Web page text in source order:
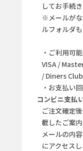
してお手続
※メールが
ルフォルダ
・ご利用可
VISA /
/ Diners Club
・お支払い
コンビニ支払
ご注文確定
載したご案
メールの内
にアクセス